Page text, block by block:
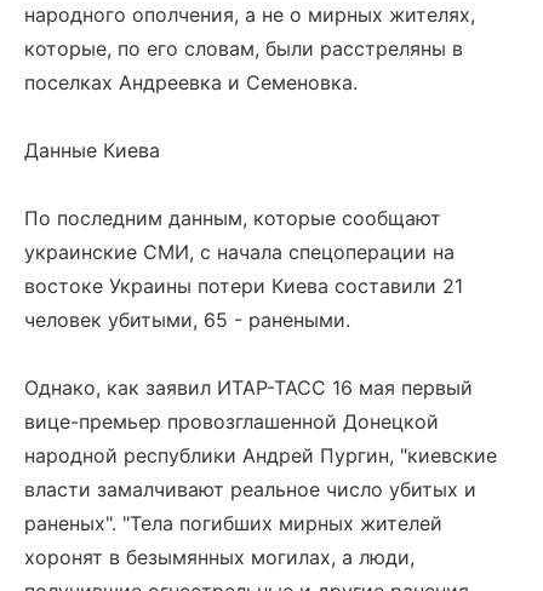
народного ополчения, а не о мирных жителях,
которые, по его словам, были расстреляны в
поселках Андреевка и Семеновка.
Данные Киева
По последним данным, которые сообщают
украинские СМИ, с начала спецоперации на
востоке Украины потери Киева составили 21
человек убитыми, 65 - ранеными.
Однако, как заявил ИТАР-ТАСС 16 мая первый
вице-премьер провозглашенной Донецкой
народной республики Андрей Пургин, "киевские
власти замалчивают реальное число убитых и
раненых". "Тела погибших мирных жителей
хоронят в безымянных могилах, а люди,